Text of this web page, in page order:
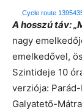
Cycle route
A hosszú táv:
nagy
emelkedővel,
Szintideje 10
verziója:
Galyatető-